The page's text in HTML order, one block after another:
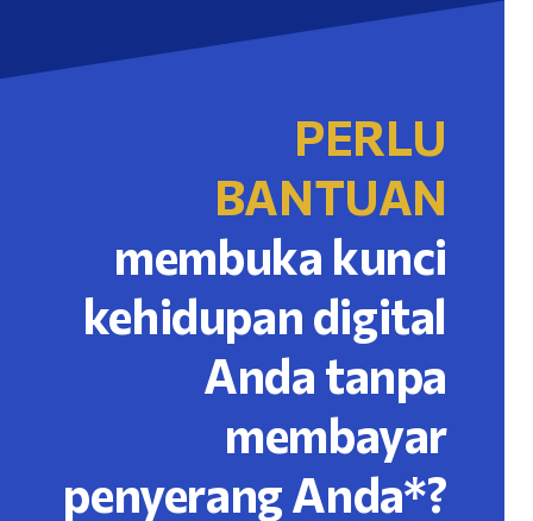
PERLU
BANTUAN
membuka kunci
kehidupan digital
Anda tanpa
membayar
penyerang Anda*?